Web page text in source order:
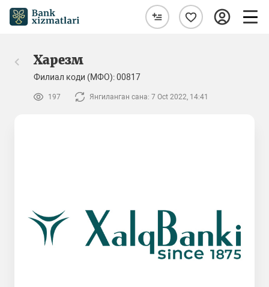
Харезм
Филиал коди (МФО): 00817
197 Янгиланган сана: 7 Oct 2022, 14:41